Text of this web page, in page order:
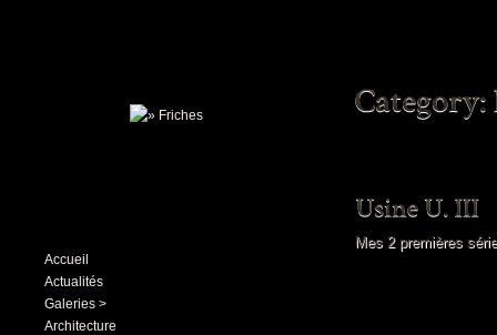
Accueil
Actualités
Galeries >
Architecture
Mes 2 premières